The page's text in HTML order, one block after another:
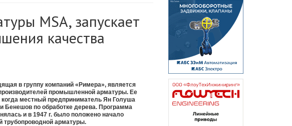
MSA, запускает
качества
в группу компаний «Римера», является
промышленной арматуры. Ее
когда местный предприниматель Ян Голуша
Бенешов по обработке дерева. Программа
и в 1947 г. было положено начало
трубопроводной арматуры.